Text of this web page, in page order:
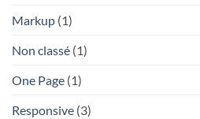
Markup (1)
Non classé (1)
One Page (1)
Responsive (3)